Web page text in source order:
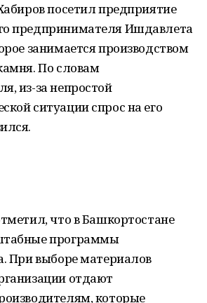
посетил предприятие
предпринимателя Ишдавлета
занимается производством
По словам
из-за непростой
ситуации спрос на его
что в Башкортостане
программы
При выборе материалов
отдают
которые